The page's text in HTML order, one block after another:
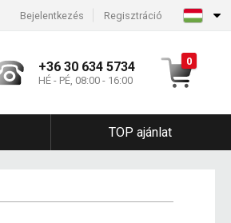
Bejelentkezés Regisztráció
+36 30 634 5734
HÉ - PÉ, 08:00 - 16:00
0
TOP ajánlat